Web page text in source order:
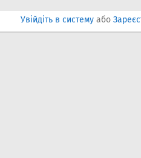
Увійдіть в систему або